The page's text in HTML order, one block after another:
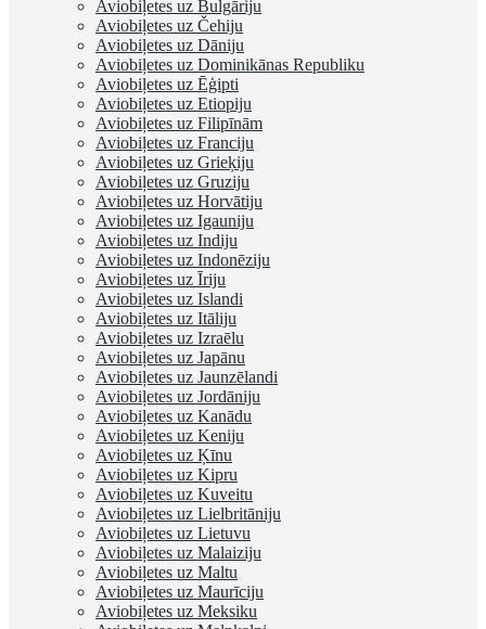
Aviobiļetes uz Bulgāriju
Aviobiļetes uz Čehiju
Aviobiļetes uz Dāniju
Aviobiļetes uz Dominikānas Republiku
Aviobiļetes uz Ēģipti
Aviobiļetes uz Etiopiju
Aviobiļetes uz Filipīnām
Aviobiļetes uz Franciju
Aviobiļetes uz Grieķiju
Aviobiļetes uz Gruziju
Aviobiļetes uz Horvātiju
Aviobiļetes uz Igauniju
Aviobiļetes uz Indiju
Aviobiļetes uz Indonēziju
Aviobiļetes uz Īriju
Aviobiļetes uz Islandi
Aviobiļetes uz Itāliju
Aviobiļetes uz Izraēlu
Aviobiļetes uz Japānu
Aviobiļetes uz Jaunzēlandi
Aviobiļetes uz Jordāniju
Aviobiļetes uz Kanādu
Aviobiļetes uz Keniju
Aviobiļetes uz Ķīnu
Aviobiļetes uz Kipru
Aviobiļetes uz Kuveitu
Aviobiļetes uz Lielbritāniju
Aviobiļetes uz Lietuvu
Aviobiļetes uz Malaiziju
Aviobiļetes uz Maltu
Aviobiļetes uz Maurīciju
Aviobiļetes uz Meksiku